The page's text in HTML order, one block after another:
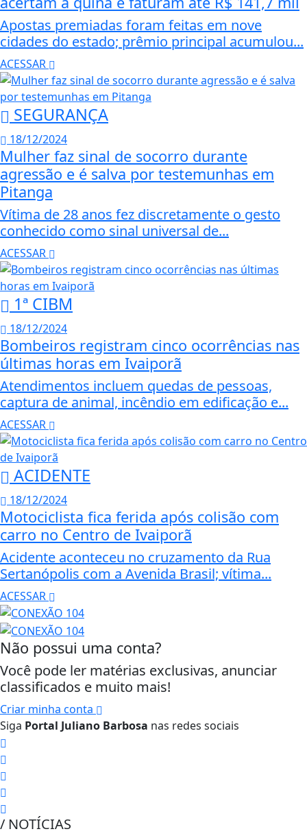
Apostas premiadas foram feitas em nove
cidades do estado; prêmio principal acumulou...
ACESSAR
SEGURANÇA
18/12/2024
Mulher faz sinal de socorro durante
agressão e é salva por testemunhas em
Pitanga
Vítima de 28 anos fez discretamente o gesto
conhecido como sinal universal de...
ACESSAR
1ª CIBM
18/12/2024
Bombeiros registram cinco ocorrências nas
últimas horas em Ivaiporã
Atendimentos incluem quedas de pessoas,
captura de animal, incêndio em edificação e...
ACESSAR
ACIDENTE
18/12/2024
Motociclista fica ferida após colisão com
carro no Centro de Ivaiporã
Acidente aconteceu no cruzamento da Rua
Sertanópolis com a Avenida Brasil; vítima...
ACESSAR
Não possui uma conta?
Você pode ler matérias exclusivas, anunciar
classificados e muito mais!
Criar minha conta
Siga Portal Juliano Barbosa nas redes sociais
/ NOTÍCIAS